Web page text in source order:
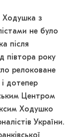
Ходушка з
не було
після
півтора року
релоковане
дотепер
Центром
Ходушко
України.